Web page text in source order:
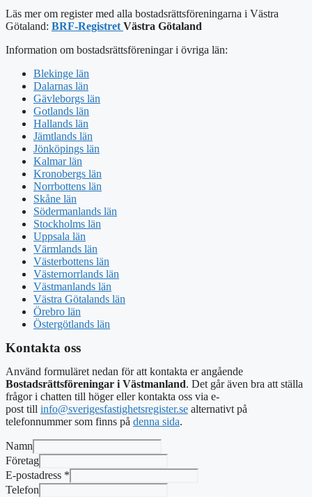
Läs mer om register med alla bostadsrättsföreningarna i Västra
Götaland: BRF-Registret Västra Götaland
Information om bostadsrättsföreningar i övriga län:
Blekinge län
Dalarnas län
Gävleborgs län
Gotlands län
Hallands län
Jämtlands län
Jönköpings län
Kalmar län
Kronobergs län
Norrbottens län
Skåne län
Södermanlands län
Stockholms län
Uppsala län
Värmlands län
Västerbottens län
Västernorrlands län
Västmanlands län
Västra Götalands län
Örebro län
Östergötlands län
Kontakta oss
Använd formuläret nedan för att kontakta er angående
Bostadsrättsföreningar i Västmanland. Det går även bra att ställa
frågor i chatten till höger eller kontakta oss via e-
post till info@sverigesfastighetsregister.se alternativt på
telefonnummer som finns på denna sida.
Namn
Företag
E-postadress *
Telefon